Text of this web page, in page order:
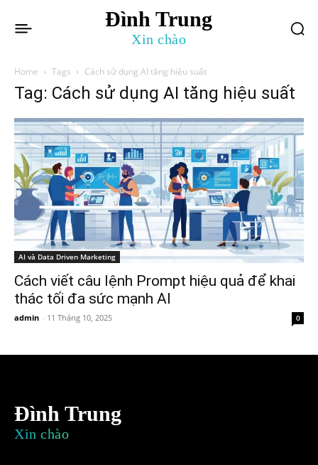
Đình Trung
Xin chào
Home Tags Cách sử dụng AI tăng hiệu suất
Tag: Cách sử dụng AI tăng hiệu suất
AI và Data Driven Marketing
Cách viết câu lệnh Prompt hiệu quả để khai
thác tối đa sức mạnh AI
admin - 11 Tháng 10, 2025 0
Đình Trung
Xin chào